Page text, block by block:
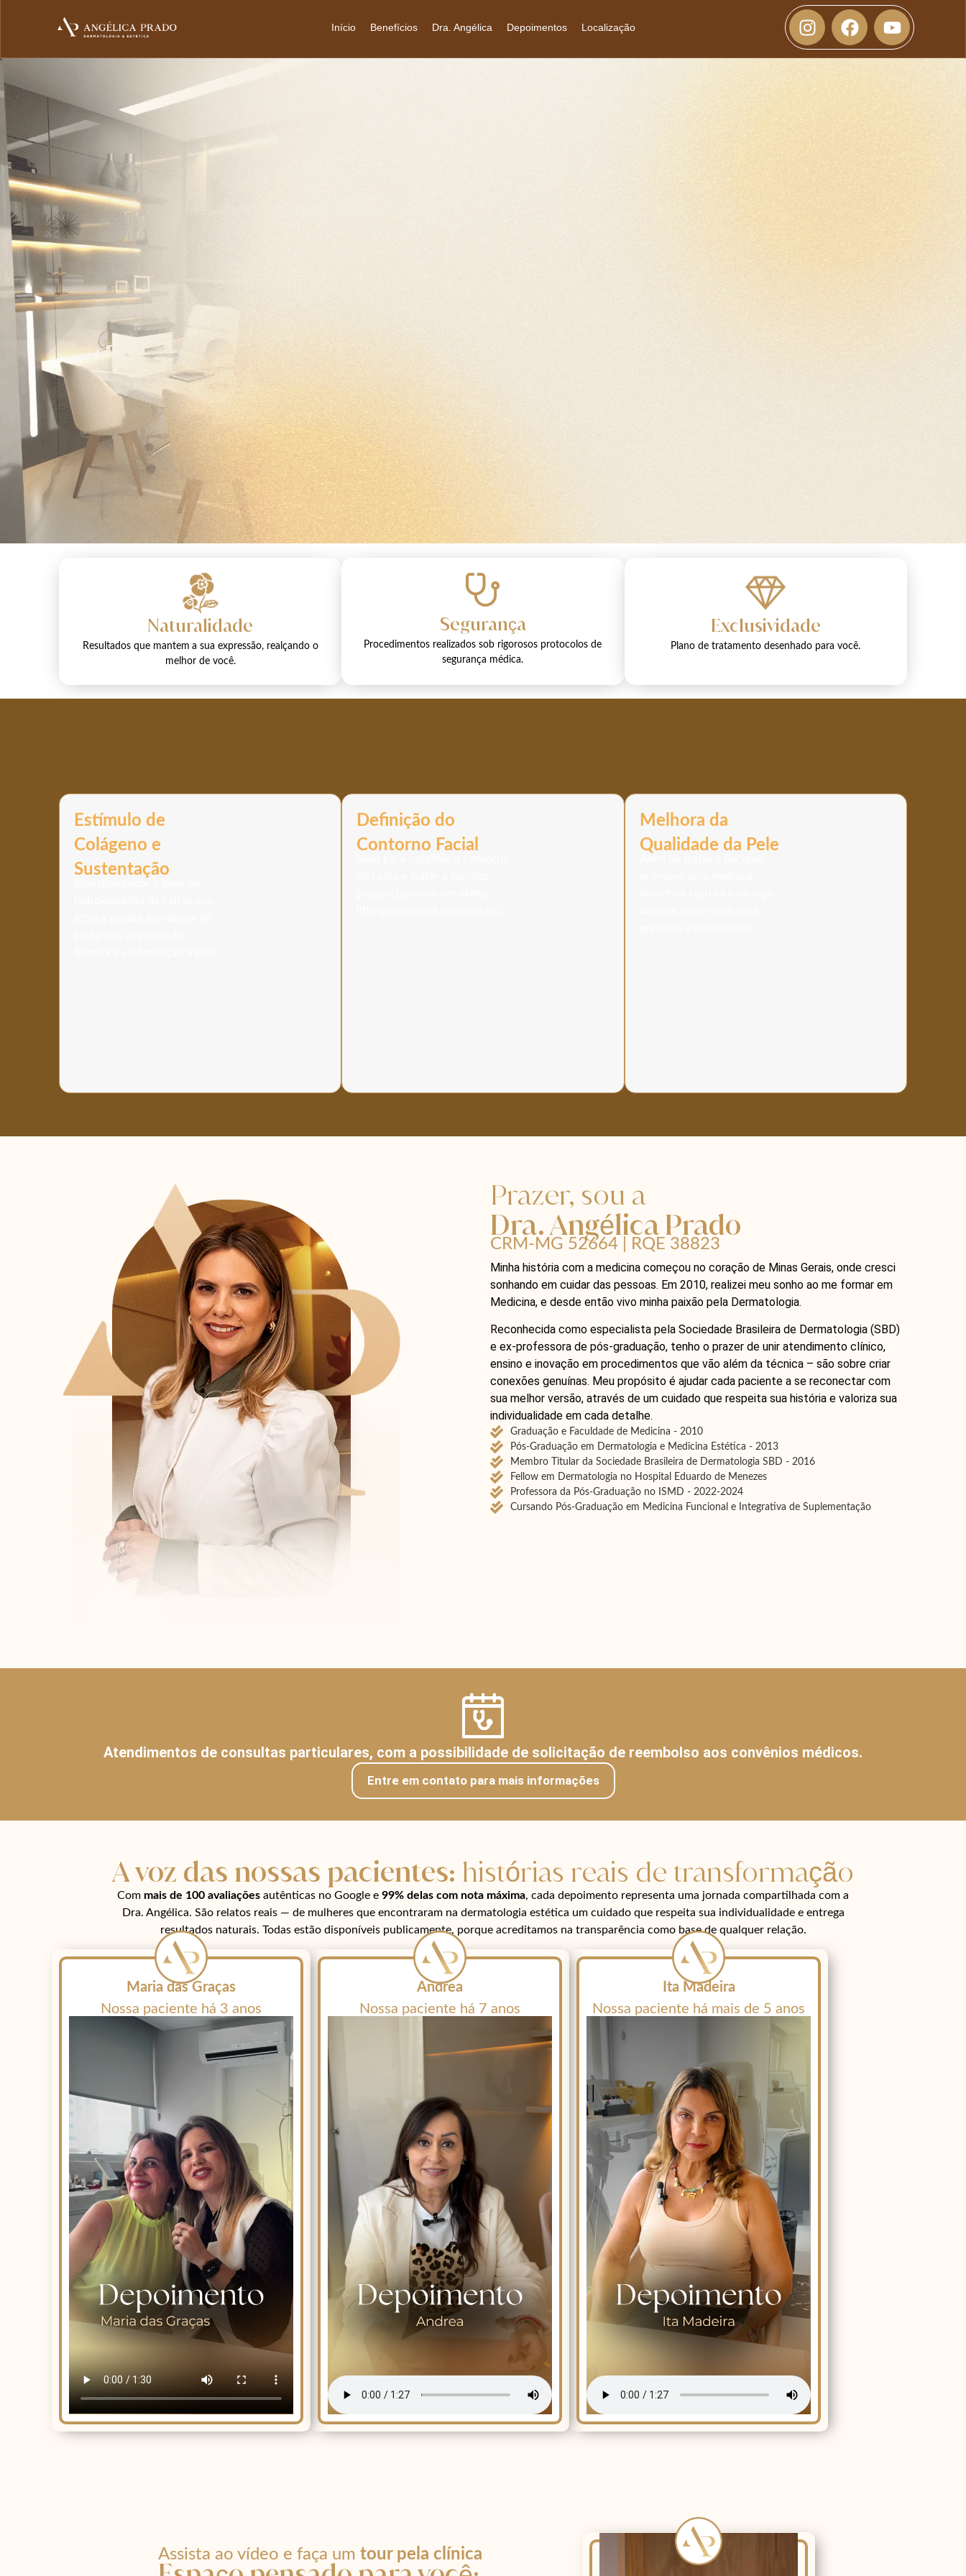
Início Benefícios Dra. Angélica Depoimentos Localização
Naturalidade
Resultados que mantem a sua expressão, realçando o
melhor de você.
Segurança
Procedimentos realizados sob rigorosos protocolos de
segurança médica.
Exclusividade
Plano de tratamento desenhado para você.
Estímulo de
Colágeno e
Sustentação
Definição do
Contorno Facial
Melhora da
Qualidade da Pele
Prazer, sou a
Dra. Angélica Prado
CRM-MG 52664 | RQE 38823
Minha história com a medicina começou no coração de Minas Gerais, onde cresci
sonhando em cuidar das pessoas. Em 2010, realizei meu sonho ao me formar em
Medicina, e desde então vivo minha paixão pela Dermatologia.
Reconhecida como especialista pela Sociedade Brasileira de Dermatologia (SBD)
e ex-professora de pós-graduação, tenho o prazer de unir atendimento clínico,
ensino e inovação em procedimentos que vão além da técnica – são sobre criar
conexões genuínas. Meu propósito é ajudar cada paciente a se reconectar com
sua melhor versão, através de um cuidado que respeita sua história e valoriza sua
individualidade em cada detalhe.
Graduação e Faculdade de Medicina - 2010
Pós-Graduação em Dermatologia e Medicina Estética - 2013
Membro Titular da Sociedade Brasileira de Dermatologia SBD - 2016
Fellow em Dermatologia no Hospital Eduardo de Menezes
Professora da Pós-Graduação no ISMD - 2022-2024
Cursando Pós-Graduação em Medicina Funcional e Integrativa de Suplementação
Atendimentos de consultas particulares, com a possibilidade de solicitação de reembolso aos convênios médicos.
Entre em contato para mais informações
A voz das nossas pacientes: histórias reais de transformação
Com mais de 100 avaliações autênticas no Google e 99% delas com nota máxima, cada depoimento representa uma jornada compartilhada com a
Dra. Angélica. São relatos reais — de mulheres que encontraram na dermatologia estética um cuidado que respeita sua individualidade e entrega
resultados naturais. Todas estão disponíveis publicamente, porque acreditamos na transparência como base de qualquer relação.
Maria das Graças
Nossa paciente há 3 anos
Andrea
Nossa paciente há 7 anos
Ita Madeira
Nossa paciente há mais de 5 anos
Assista ao vídeo e faça um tour pela clínica